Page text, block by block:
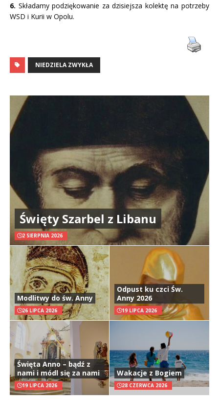
6. Składamy podziękowanie za dzisiejsza kolektę na potrzeby
WSD i Kurii w Opolu.
NIEDZIELA ZWYKŁA
Święty Szarbel z Libanu
2 SIERPNIA 2026
Modlitwy do św. Anny
26 LIPCA 2026
Odpust ku czci Św.
Anny 2026
19 LIPCA 2026
Święta Anno – bądź z
nami i módl się za nami
19 LIPCA 2026
Wakacje z Bogiem
28 CZERWCA 2026